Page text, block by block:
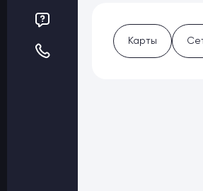
Карты
Шиномонтаж
Оптовые поставки
Электронные